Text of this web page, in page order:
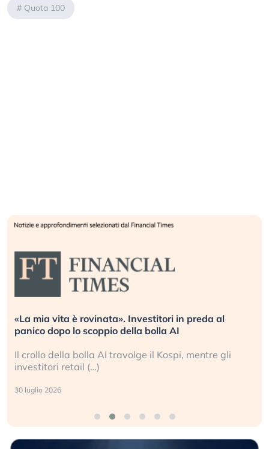
# Quota 100
«La mia vita è rovinata». Investitori in preda al
panico dopo lo scoppio della bolla AI
Il crollo della bolla AI travolge il Kospi, mentre gli
investitori retail (…)
30 luglio 2026